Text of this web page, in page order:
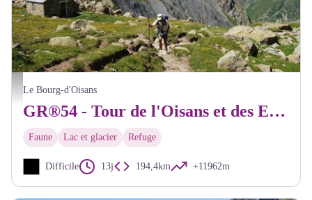
La cabane de berger de Vallonpierre sur le GR54 - Dominique Vincent - PNE
Le Bourg-d'Oisans
GR®54 - Tour de l'Oisans et des Ecrins
Faune Lac et glacier Refuge
Difficile 13j 194,4km +11962m